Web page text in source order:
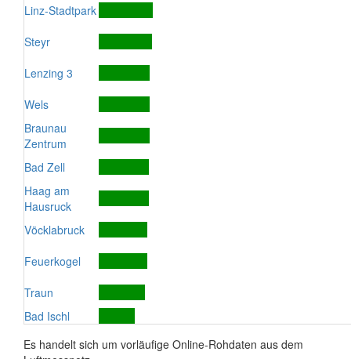
Linz-Stadtpark
Steyr
Lenzing 3
Wels
Braunau
Zentrum
Bad Zell
Haag am
Hausruck
Vöcklabruck
Feuerkogel
Traun
Bad Ischl
Es handelt sich um vorläufige Online-Rohdaten aus dem